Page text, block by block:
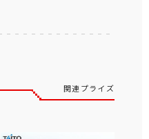
関連プライズ